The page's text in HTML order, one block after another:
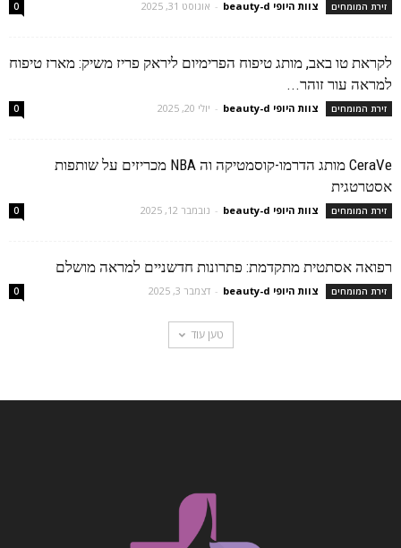
זירת המומחים צוות היופי beauty-d - אוגוסט 31, 2025 0
לקראת טו באב, מותג טיפוח הפרימיום ליראק פריז משיק: מארז טיפוח
למראה עור זוהר...
זירת המומחים צוות היופי beauty-d - יולי 20, 2025 0
CeraVe מותג הדרמו-קוסמטיקה וה NBA מכריזים על שותפות
אסטרטגית
זירת המומחים צוות היופי beauty-d - נובמבר 12, 2025 0
רפואה אסתטית מתקדמת: פתרונות חדשניים למראה מושלם
זירת המומחים צוות היופי beauty-d - דצמבר 3, 2025 0
טען עוד